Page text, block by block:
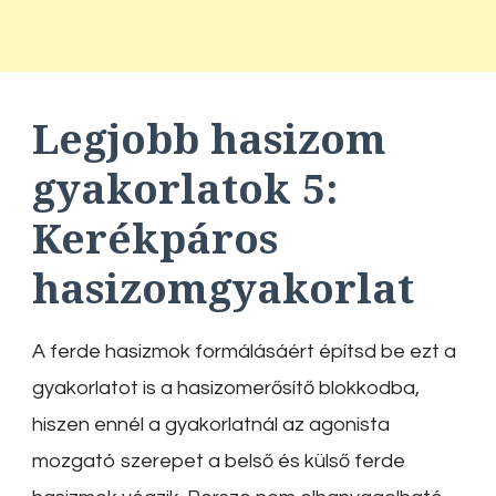
Legjobb hasizom
gyakorlatok 5:
Kerékpáros
hasizomgyakorlat
A ferde hasizmok formálásáért építsd be ezt a
gyakorlatot is a hasizomerősítő blokkodba,
hiszen ennél a gyakorlatnál az agonista
mozgató szerepet a belső és külső ferde